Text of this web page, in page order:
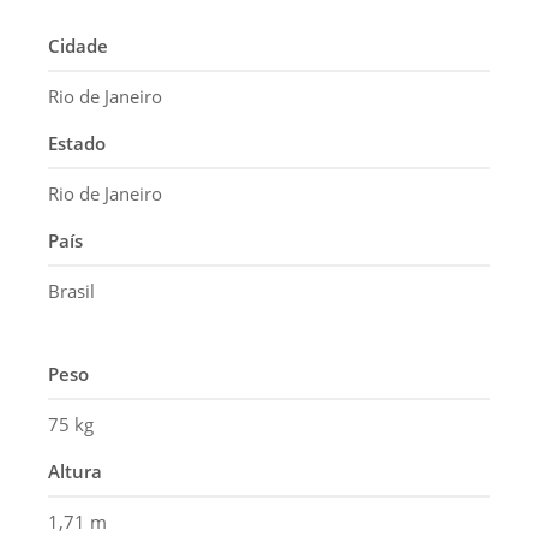
Cidade
Rio de Janeiro
Estado
Rio de Janeiro
País
Brasil
Peso
75 kg
Altura
1,71 m